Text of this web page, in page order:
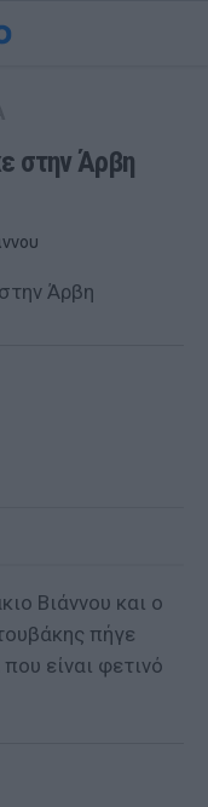
στην Άρβη
Βιάννου και ο
πήγε
είναι φετινό